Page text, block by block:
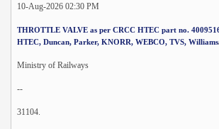
10-Aug-2026 02:30 PM
THROTTLE VALVE as per CRCC HTEC part no.
HTEC, Duncan, Parker, KNORR, WEBCO, TVS, Williams
Ministry of Railways
--
31104.